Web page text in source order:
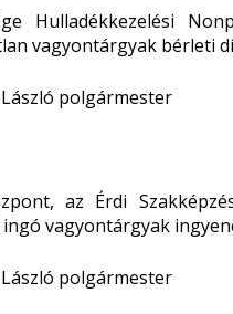
Hulladékkezelési
vagyontárgyak bérleti
polgármester
az Érdi
vagyontárgyak
polgármester